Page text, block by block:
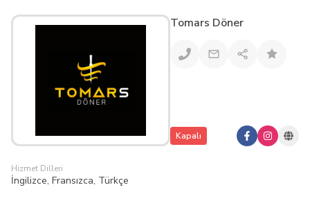
Tomars Döner
Kapalı
Hizmet Dilleri
İngilizce, Fransızca, Türkçe